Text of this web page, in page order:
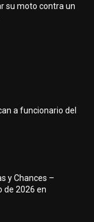
su moto contra un
a funcionario del
y Chances –
de 2026 en